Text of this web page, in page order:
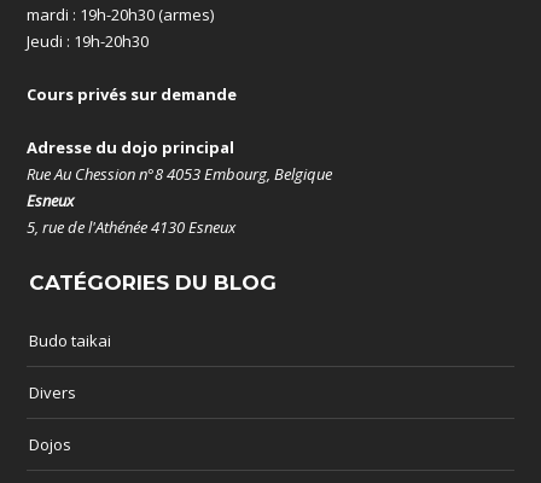
mardi : 19h-20h30 (armes)
Jeudi : 19h-20h30
Cours privés sur demande
Adresse du dojo principal
Rue Au Chession n°8 4053 Embourg, Belgique
Esneux
5, rue de l'Athénée 4130 Esneux
CATÉGORIES DU BLOG
Budo taikai
Divers
Dojos